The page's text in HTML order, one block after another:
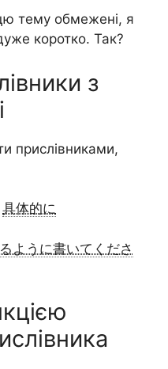
тему обмежені, я
коротко. Так?
з
прислівниками,
具体的に
ように書いてくださ